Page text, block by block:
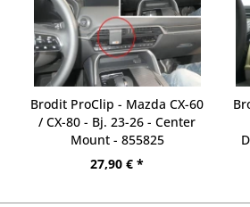
Brodit ProClip - Mazda CX-60
/ CX-80 - Bj. 23-26 - Center
Mount - 855825
27,90 € *